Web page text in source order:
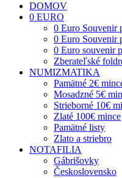
DOMOV
0 EURO
0 Euro Souvenir
0 Euro Souvenir
0 Euro souvenir
Zberateľské
NUMIZMATIKA
Pamätné 2€
Mosadzné 5€
Strieborné 10€
Zlaté 100€ mince
Pamätné listy
Zlato a striebro
NOTAFILIA
Gábrišovky
Československo